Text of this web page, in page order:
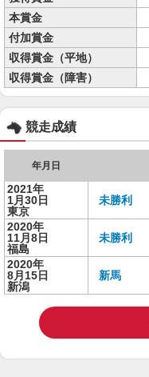
本賞金
付加賞金
収得賞金（平地）
収得賞金（障害）
競走成績
年月日
2021年
1月30日
東京
未勝利
2020年
11月8日
福島
未勝利
2020年
8月15日
新潟
新馬